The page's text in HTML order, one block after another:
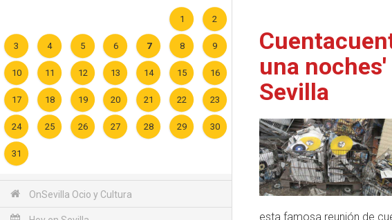
1 2
3 4 5 6 7 8 9
10 11 12 13 14 15 16
17 18 19 20 21 22 23
24 25 26 27 28 29 30
31
OnSevilla Ocio y Cultura
una
Sevilla
esta famosa reunión de